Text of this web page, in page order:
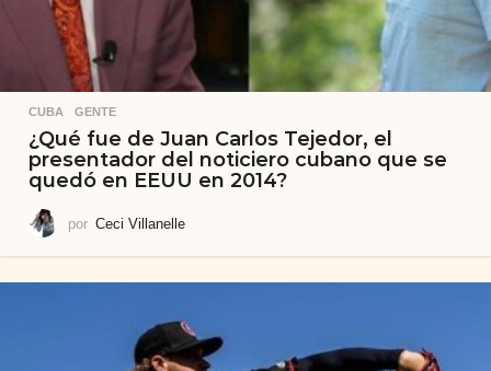
CUBA ,GENTE
¿Qué fue de Juan Carlos Tejedor, el
presentador del noticiero cubano que se
quedó en EEUU en 2014?
por Ceci Villanelle